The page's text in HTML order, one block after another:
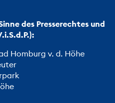
des Presserechtes und
Homburg v. d. Höhe